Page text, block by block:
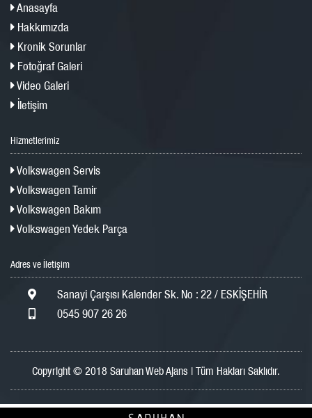
Anasayfa
Hakkımızda
Kronik Sorunlar
Fotoğraf Galeri
Video Galeri
İletişim
Hizmetlerimiz
Volkswagen Servis
Volkswagen Tamir
Volkswagen Bakım
Volkswagen Yedek Parça
Adres ve İletişim
Sanayi Çarşısı Kalender Sk. No : 22 / ESKİŞEHİR
0545 907 26 26
Copyright © 2018 Saruhan Web Ajans | Tüm Hakları Saklıdır.